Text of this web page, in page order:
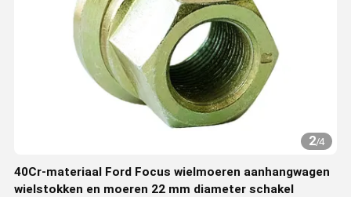
2/4
40Cr-materiaal Ford Focus wielmoeren aanhangwagen
wielstokken en moeren 22 mm diameter schakel